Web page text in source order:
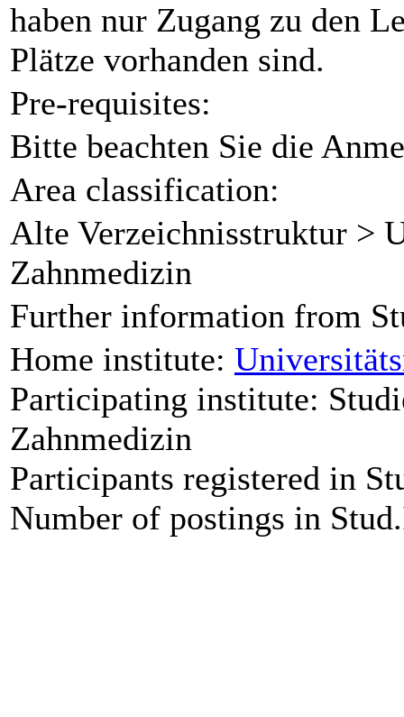
haben nur Zugang zu den
Plätze vorhanden sind.
Pre-requisites:
Bitte beachten Sie die
Area classification:
Alte Verzeichnisstruktur >
Zahnmedizin
Further information from
Home institute:
Participating institute:
Zahnmedizin
Participants registered in
Number of postings in